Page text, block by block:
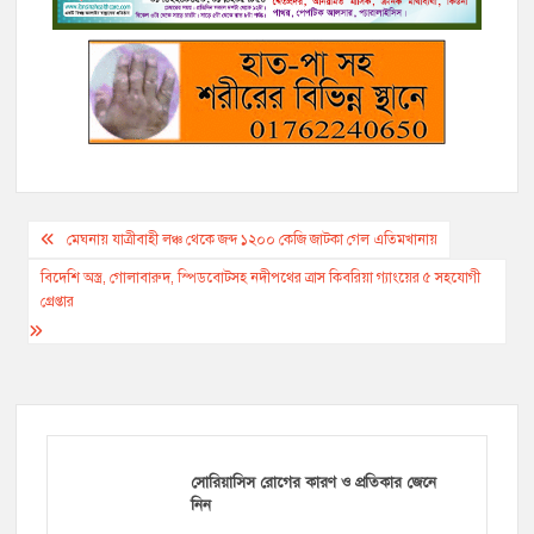
r
Post
navigation
মেঘনায় যাত্রীবাহী লঞ্চ থেকে জব্দ ১২০০ কেজি জাটকা গেল এতিমখানায়
বিদেশি অস্ত্র, গোলাবারুদ, স্পিডবোটসহ নদীপথের ত্রাস কিবরিয়া গ্যাংয়ের ৫ সহযোগী
গ্রেপ্তার
সোরিয়াসিস রোগের কারণ ও প্রতিকার জেনে
নিন